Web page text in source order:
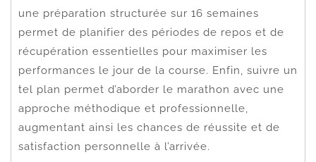
une préparation structurée sur 16 semaines
permet de planifier des périodes de repos et de
récupération essentielles pour maximiser les
performances le jour de la course. Enfin, suivre un
tel plan permet d’aborder le marathon avec une
approche méthodique et professionnelle,
augmentant ainsi les chances de réussite et de
satisfaction personnelle à l’arrivée.